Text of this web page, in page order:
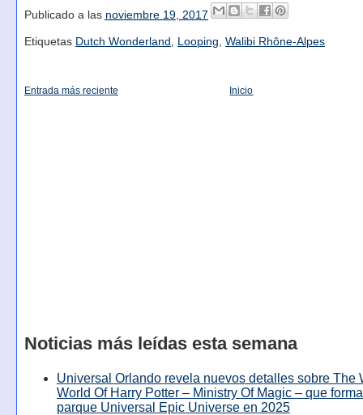
Publicado a las noviembre 19, 2017
Etiquetas Dutch Wonderland Looping Walibi Rhône-Alpes
Entrada más reciente Inicio
Noticias más leídas esta semana
Universal Orlando revela nuevos detalles sobre The
World Of Harry Potter – Ministry Of Magic – que
parque Universal Epic Universe en 2025